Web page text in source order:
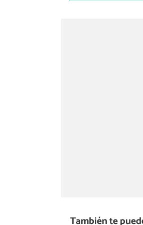
También te